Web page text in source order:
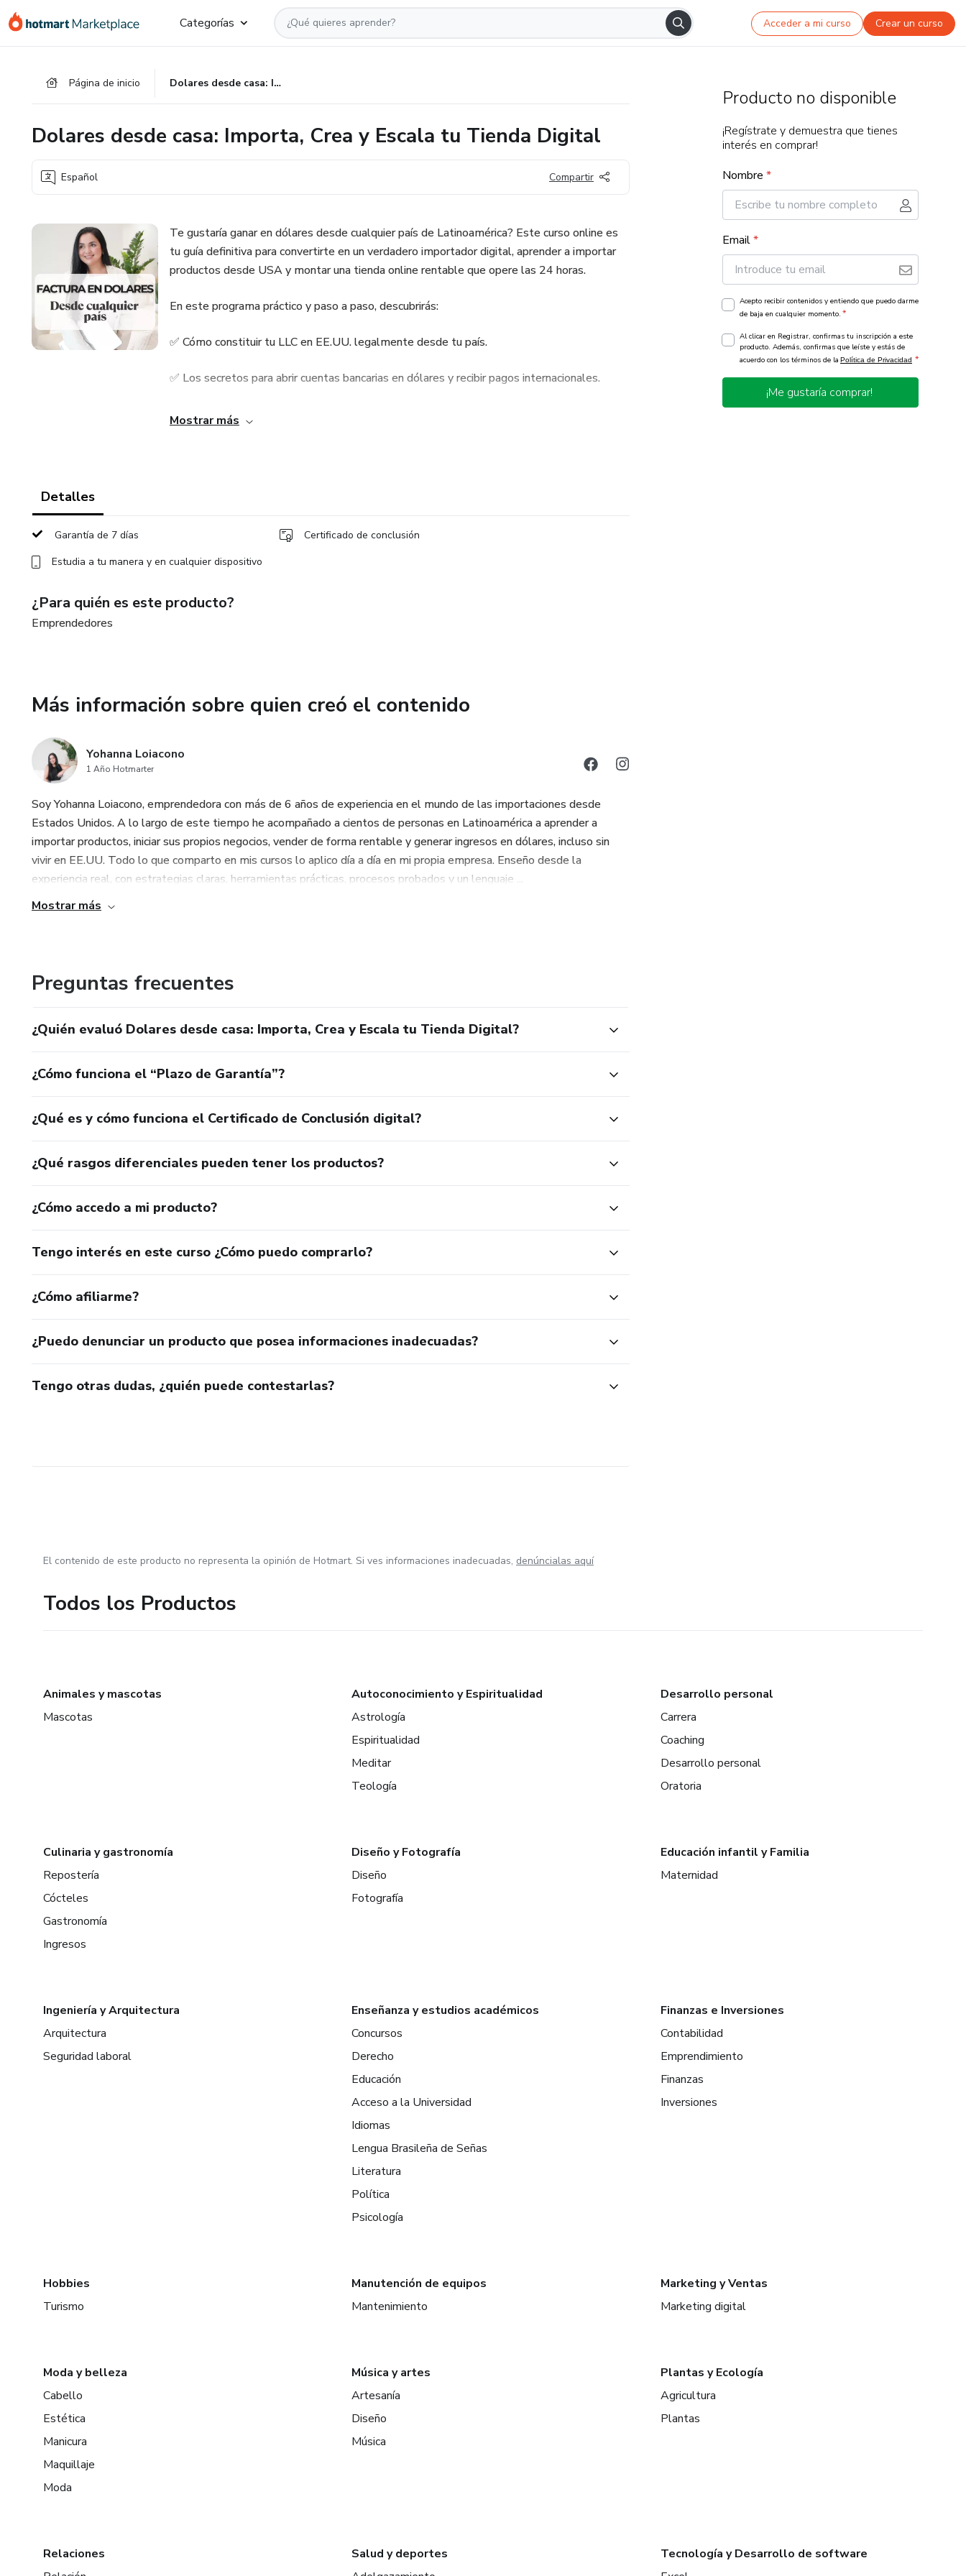
Categorías Acceder a mi curso Crear un curso
Página de inicio Dolares desde casa: Importa, Crea y Escala tu Tienda Digital
Dolares desde casa: Importa, Crea y Escala tu Tienda Digital
Español Compartir
Te gustaría ganar en dólares desde cualquier país de Latinoamérica? Este curso online es
tu guía definitiva para convertirte en un verdadero importador digital, aprender a importar
productos desde USA y montar una tienda online rentable que opere las 24 horas.
En este programa práctico y paso a paso, descubrirás:
✅ Cómo constituir tu LLC en EE.UU. legalmente desde tu país.
✅ Los secretos para abrir cuentas bancarias en dólares y recibir pagos internacionales.
✅ Métodos efectivos para importar productos con proveedores confiables.
Empieza hoy a construir un negocio real en dólares, sin necesidad de visa ni experiencia
Mostrar más
Detalles
Garantía de 7 días
Certificado de conclusión
Estudia a tu manera y en cualquier dispositivo
¿Para quién es este producto?
Emprendedores
Más información sobre quien creó el contenido
Yohanna Loiacono
1 Año Hotmarter
Soy Yohanna Loiacono, emprendedora con más de 6 años de experiencia en el mundo de las importaciones desde
Estados Unidos. A lo largo de este tiempo he acompañado a cientos de personas en Latinoamérica a aprender a
importar productos, iniciar sus propios negocios, vender de forma rentable y generar ingresos en dólares, incluso sin
vivir en EE.UU. Todo lo que comparto en mis cursos lo aplico día a día en mi propia empresa. Enseño desde la
experiencia real, con estrategias claras, herramientas prácticas, procesos probados y un lenguaje ...
Mostrar más
Preguntas frecuentes
¿Quién evaluó Dolares desde casa: Importa, Crea y Escala tu Tienda Digital?
¿Cómo funciona el “Plazo de Garantía”?
¿Qué es y cómo funciona el Certificado de Conclusión digital?
¿Qué rasgos diferenciales pueden tener los productos?
¿Cómo accedo a mi producto?
Tengo interés en este curso ¿Cómo puedo comprarlo?
¿Cómo afiliarme?
¿Puedo denunciar un producto que posea informaciones inadecuadas?
Tengo otras dudas, ¿quién puede contestarlas?
Producto no disponible
¡Regístrate y demuestra que tienes
interés en comprar!
Nombre *
Email*
Acepto recibir contenidos y entiendo que puedo darme
de baja en cualquier momento. *
Al clicar en Registrar, confirmas tu inscripción a este
producto. Además, confirmas que leíste y estás de
acuerdo con los términos de la Política de Privacidad *
¡Me gustaría comprar!
El contenido de este producto no representa la opinión de Hotmart. Si ves informaciones inadecuadas, denúncialas aquí
Todos los Productos
Animales y mascotas
Mascotas
Autoconocimiento y Espiritualidad
Astrología
Espiritualidad
Meditar
Teología
Desarrollo personal
Carrera
Coaching
Desarrollo personal
Oratoria
Culinaria y gastronomía
Repostería
Cócteles
Gastronomía
Ingresos
Diseño y Fotografía
Diseño
Fotografía
Educación infantil y Familia
Maternidad
Ingeniería y Arquitectura
Arquitectura
Seguridad laboral
Enseñanza y estudios académicos
Concursos
Derecho
Educación
Acceso a la Universidad
Idiomas
Lengua Brasileña de Señas
Literatura
Política
Psicología
Finanzas e Inversiones
Contabilidad
Emprendimiento
Finanzas
Inversiones
Hobbies
Turismo
Manutención de equipos
Mantenimiento
Marketing y Ventas
Marketing digital
Moda y belleza
Cabello
Estética
Manicura
Maquillaje
Moda
Música y artes
Artesanía
Diseño
Música
Plantas y Ecología
Agricultura
Plantas
Relaciones
Salud y deportes
Tecnología y Desarrollo de software